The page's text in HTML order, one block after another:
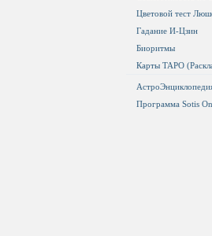
Цветовой тест
Гадание И-Цзин
Биоритмы
Карты ТАРО
Программа Sotis